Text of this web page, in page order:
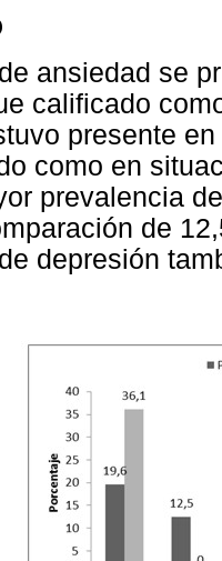
ansiedad se
calificado
presente
como en
prevalencia
de
depresión